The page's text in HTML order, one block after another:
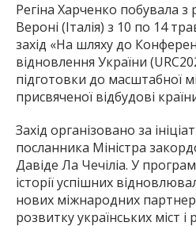
Регіна Харченко побувала
Вероні (Італія) з 10 по 14
захід «На шляху до
відновлення України
підготовки до масштабної
присвяченої відбудові
Захід організовано за
посланника Міністра
Давіде Ла Чечіліа. У
історії успішних
нових міжнародних
розвитку українських міст і